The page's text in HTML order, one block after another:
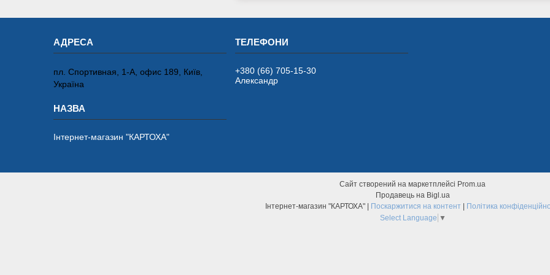
пл. Спортивная, 1-А, офис 189, Київ,
Україна
Інтернет-магазин "КАРТОХА"
+380 (66) 705-15-30
Александр
Сайт створений на маркетплейсі Prom.ua
Продавець на Bigl.ua
Інтернет-магазин "КАРТОХА" | Поскаржитися на контент | Політика
Select Language ▼